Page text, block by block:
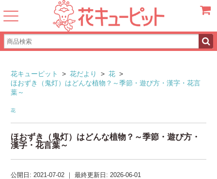
花キューピット > 花だより > 花 >
ほおずき（鬼灯）はどんな植物？～季節・遊び方・漢字・花言
葉～
花
ほおずき（鬼灯）はどんな植物？～季節・遊び方・
漢字・花言葉～
公開日:2021-07-02 ｜最終更新日:2026-06-01